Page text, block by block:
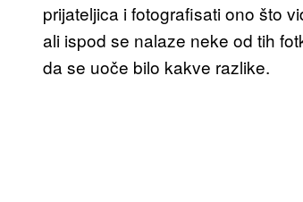
prijateljica i fotografisati ono što
ali ispod se nalaze neke od tih
da se uoče bilo kakve razlike.